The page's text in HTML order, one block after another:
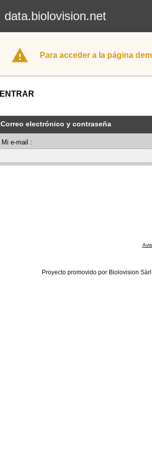
data.biolovision.net
Para acceder a la página
ENTRAR
Correo electrónico y contraseña
Mi e-mail :
Proyecto promovido por Biolovision